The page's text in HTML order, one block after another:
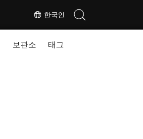
한국인
보관소 태그